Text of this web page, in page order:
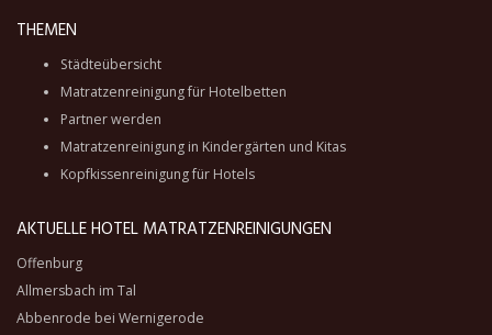
THEMEN
Städteübersicht
Matratzenreinigung für Hotelbetten
Partner werden
Matratzenreinigung in Kindergärten und Kitas
Kopfkissenreinigung für Hotels
AKTUELLE HOTEL MATRATZENREINIGUNGEN
Offenburg
Allmersbach im Tal
Abbenrode bei Wernigerode